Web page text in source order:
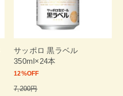
サッポロ 黒ラベル
350ml×24本
12%OFF
7,200円